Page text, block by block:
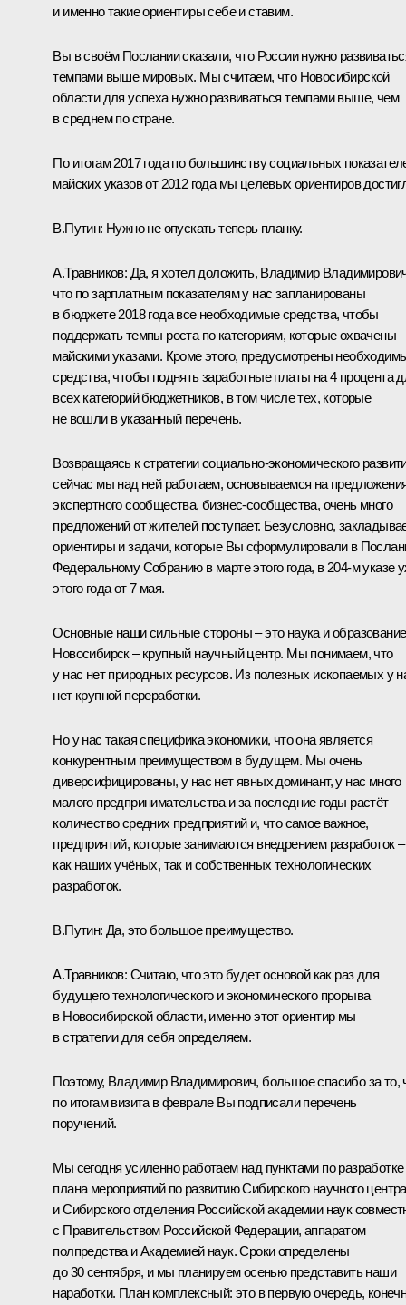
и именно такие ориентиры себе и ставим.
Вы в своём Послании сказали, что России нужно
темпами выше мировых. Мы считаем, что Новосибирской
области для успеха нужно развиваться темпами выше, чем
в среднем по стране.
По итогам 2017 года по большинству социальных
майских указов от 2012 года мы целевых ориентиров
В.Путин: Нужно не опускать теперь планку.
А.Травников: Да, я хотел доложить, Владимир
что по зарплатным показателям у нас запланированы
в бюджете 2018 года все необходимые средства, чтобы
поддержать темпы роста по категориям, которые охвачены
майскими указами. Кроме этого, предусмотрены
средства, чтобы поднять заработные платы на 4 процента
всех категорий бюджетников, в том числе тех, которые
не вошли в указанный перечень.
Возвращаясь к стратегии социально-экономического
сейчас мы над ней работаем, основываемся на
экспертного сообщества, бизнес-сообщества, очень много
предложений от жителей поступает. Безусловно,
ориентиры и задачи, которые Вы сформулировали в
Федеральному Собранию в марте этого года, в 204‑м указе
этого года от 7 мая.
Основные наши сильные стороны – это наука и
Новосибирск – крупный научный центр. Мы понимаем, что
у нас нет природных ресурсов. Из полезных ископаемых у
нет крупной переработки.
Но у нас такая специфика экономики, что она является
конкурентным преимуществом в будущем. Мы очень
диверсифицированы, у нас нет явных доминант, у нас много
малого предпринимательства и за последние годы растёт
количество средних предприятий и, что самое важное,
предприятий, которые занимаются внедрением разработок –
как наших учёных, так и собственных технологических
разработок.
В.Путин: Да, это большое преимущество.
А.Травников: Считаю, что это будет основой как раз для
будущего технологического и экономического прорыва
в Новосибирской области, именно этот ориентир мы
в стратегии для себя определяем.
Поэтому, Владимир Владимирович, большое спасибо за то,
по итогам визита в феврале Вы подписали перечень
поручений.
Мы сегодня усиленно работаем над пунктами по разработке
плана мероприятий по развитию Сибирского научного центра
и Сибирского отделения Российской академии наук
с Правительством Российской Федерации, аппаратом
полпредства и Академией наук. Сроки определены
до 30 сентября, и мы планируем осенью представить наши
наработки. План комплексный: это в первую очередь,